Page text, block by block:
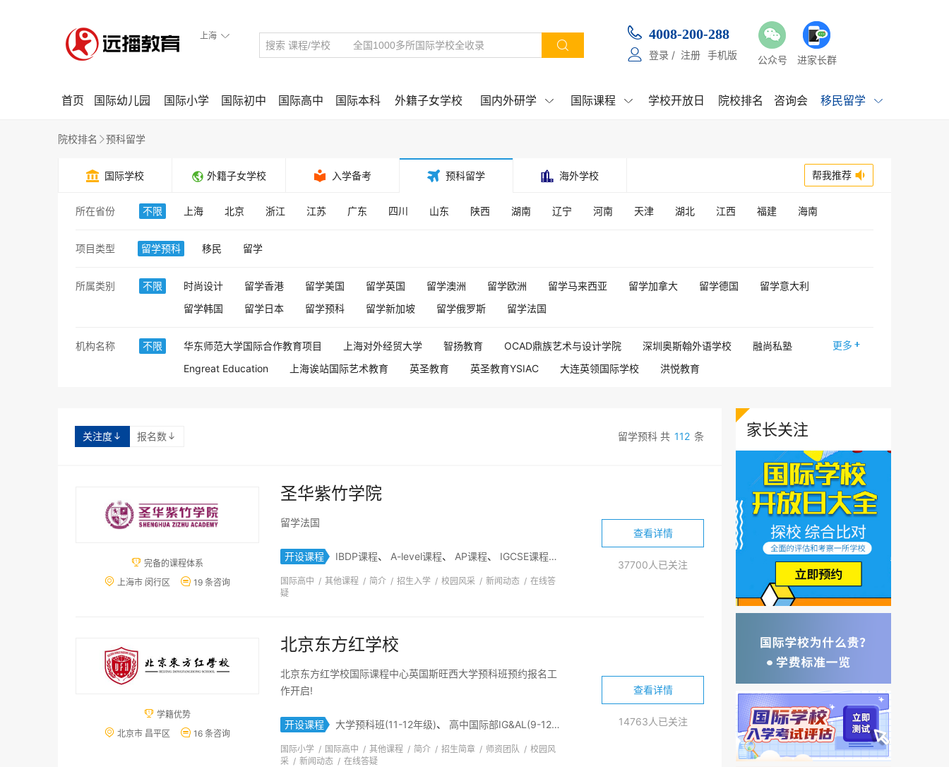
上海 

 4008-200-288
 登录 / 注册 手机版 公众号 进家长群
首页 国际幼儿园 国际小学 国际初中 国际高中 国际本科 外籍子女学校 国内外研学  国际课程  学校开放日 院校排名 咨询会 移民留学 
院校排名 预科留学
 国际学校 外籍子女学校  入学备考  预科留学  海外学校 帮我推荐 
所在省份 不限 上海 北京 浙江 江苏 广东 四川 山东 陕西 湖南 辽宁 河南 天津 湖北 江西 福建 海南
项目类型 留学预科 移民 留学
所属类别 不限 时尚设计 留学香港 留学美国 留学英国 留学澳洲 留学欧洲 留学马来西亚 留学加拿大 留学德国
留学意大利
留学韩国
留学日本 留学预科 留学新加坡 留学俄罗斯 留学法国
机构名称 不限 华东师范大学国际合作教育项目 上海对外经贸大学 智扬教育 OCAD鼎族艺术与设计学院 深圳奥斯翰外语学校
融尚私塾
Engreat Education
上海诶站国际艺术教育 英圣教育 英圣教育YSIAC 大连英领国际学校
洪悦教育
上海纺工大国际教育学院国际本科
广财艺术预科
长沙新航道教育
韩国湖南大学 北京外国语大学佛山研究生院伦敦大学国际课程中心
温州大学海外教育服务中心
新加坡国际本科课程中⼼
北京东方红学校
马兰戈尼时尚设计学院
河南财大国际预科预备项目 南理工日韩国际预科预备课程 华中师范大学国际课程中心
以人未来塾
英思德国际公学
天津大学国际艺术教育中心
上海市对外经贸进修学校
建桥学院国际本科
广州开发区新加坡2+2国际项目
西财天府日本国际部
香港高考课程中心
北京市师达中学
武汉为明高级中学国际部 南理工国际教育学院
青岛梅尔顿学校
香港蔚来中学(申办中)
新东方国际教育北京学校
北京潞河国际教育学园
对外经济贸易大学剑桥国际学校
广州新东方前途出国咨询 南京莫愁中专中马项目 石室中学文庙校区AP课程中心
精英移民
GE5教育英国伦敦研究院
中央美术学院国际学院 精英知了国际书院
北京理工大学A-Level国际课程项目
更多 
留学预科 共 112 条
关注度  报名数 
 完备的课程体系
 上海市 闵行区  19 条咨询
圣华紫竹学院
留学法国
开设课程 IBDP课程、 A-level课程、 AP课程、 IGCSE课程、
国际高中 / 其他课程 / 简介 / 招生入学 / 校园风采 / 新闻动态 / 在线答
疑
查看详情
37700人已关注
 学籍优势
 北京市 昌平区  16 条咨询
北京东方红学校
北京东方红学校国际课程中心英国斯旺西大学预科班预约报名工
作开启!
开设课程 大学预科班(11-12年级)、 高中国际部IG&AL(9-12年级) 高中国内部(10-12年级) 初中国内部(7-9年级)、小学双语(1-6年级)、
国际小学 / 国际高中 / 其他课程 / 简介 / 招生简章 / 师资团队 / 校园风
采 / 新闻动态 / 在线答疑
查看详情
14763人已关注
家长关注